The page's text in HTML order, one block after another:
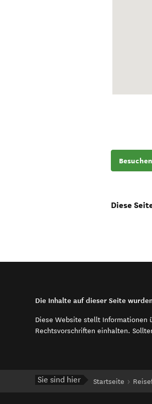
Diese
Die Inhalte auf dieser Seite
Diese Website stellt Informationen
Rechtsvorschriften einhalten.
Sie sind hier Startseite